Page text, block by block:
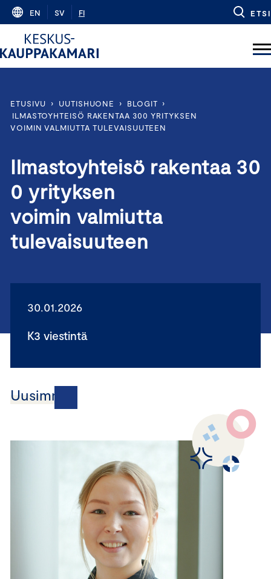
Skip
content
EN SV FI ETSI
ETUSIVU › UUTISHUONE › BLOGIT ›
ILMASTOYHTEISÖ RAKENTAA 300 YRITYKSEN
VOIMIN VALMIUTTA TULEVAISUUTEEN
Ilmastoyhteisö rakentaa 30
0 yrityksen
voimin valmiutta
tulevaisuuteen
30.01.2026
K3 viestintä
Uusimmat